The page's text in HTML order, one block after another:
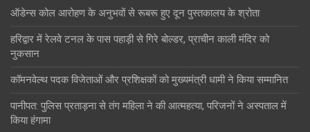
ऑडेन्स कोल आरोहण के अनुभवों से रूबरू हुए दून पुस्तकालय के श्रोता
हरिद्वार में रेलवे टनल के पास पहाड़ी से गिरे बोल्डर, प्राचीन काली मंदिर को
नुकसान
कॉमनवेल्थ पदक विजेताओं और प्रशिक्षकों को मुख्यमंत्री धामी ने किया सम्मानित
पानीपत: पुलिस प्रताड़ना से तंग महिला ने की आत्महत्या, परिजनों ने अस्पताल में
किया हंगामा